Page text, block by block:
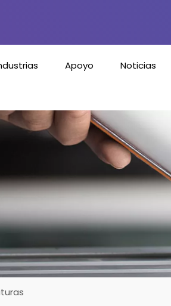
Apoyo Noticias